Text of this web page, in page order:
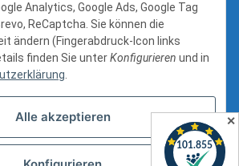
Analytics, Google Ads, Google Tag
ReCaptcha. Sie können die
ändern (Fingerabdruck-Icon links
finden Sie unterKonfigurieren und in
.
Alle akzeptieren ✕